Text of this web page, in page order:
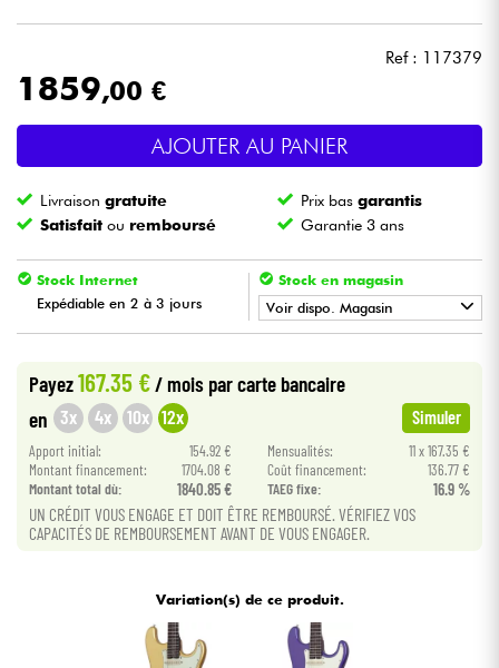
Eclairage
Batteries & Percu
Vents
Violons & Quatuor
Eveil Musical
Câbles & Access.
HiFi
Packs
Ref : 117379
1859,00 €
AJOUTER AU PANIER
Livraisongratuite Prix basgarantis
Satisfait ou remboursé Garantie 3 ans
Stock Internet
Expédiable en 2 à 3 jours
Stock en magasin
Voir dispo. Magasin
Payez167.35 €/ mois par carte bancaire
en 3x 4x 10x 12x Simuler
Apport initial: 154.92 € Mensualités:
11 x 167.35 €
Montant financement:
1704.08 € Coût financement:
136.77 €
Montant total dù:
1840.85 € TAEG fixe: 16.9 %
UN CRÉDIT VOUS ENGAGE ET DOIT ÊTRE REMBOURSÉ. VÉRIFIEZ VOS
CAPACITÉS DE REMBOURSEMENT AVANT DE VOUS ENGAGER.
Variation(s) de ce produit.